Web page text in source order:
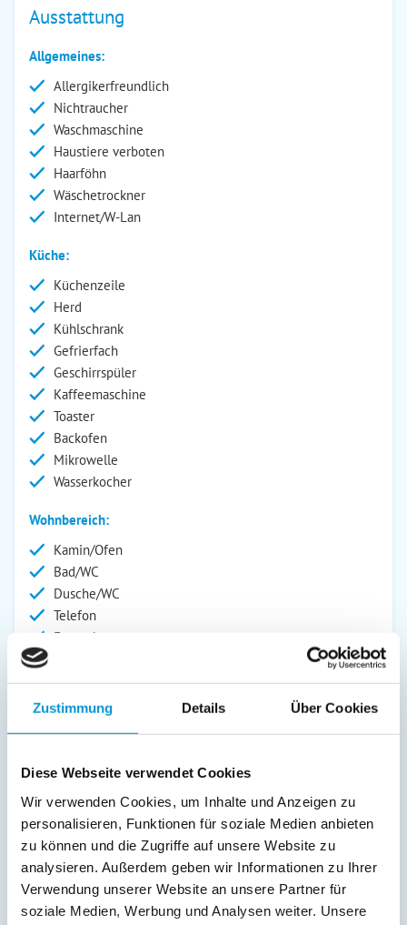
Zustimmung Details Über Cookies
Diese Webseite verwendet Cookies
Wir verwenden Cookies, um Inhalte und Anzeigen zu
personalisieren, Funktionen für soziale Medien anbieten
zu können und die Zugriffe auf unsere Website zu
analysieren. Außerdem geben wir Informationen zu Ihrer
Verwendung unserer Website an unsere Partner für
soziale Medien, Werbung und Analysen weiter. Unsere
Ausstattung
Allgemeines:
Allergikerfreundlich
Nichtraucher
Waschmaschine
Haustiere verboten
Haarföhn
Wäschetrockner
Internet/W-Lan
Küche:
Küchenzeile
Herd
Kühlschrank
Gefrierfach
Geschirrspüler
Kaffeemaschine
Toaster
Backofen
Mikrowelle
Wasserkocher
Wohnbereich:
Kamin/Ofen
Bad/WC
Dusche/WC
Telefon
Fernseher
Gartenstühle
Terrasse
Abstellraum
Service:
Bettwäsche inkl.
Geschirrtücher inkl.
Handtücher inkl.